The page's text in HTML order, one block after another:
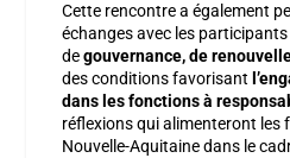
Cette rencontre a également
échanges avec les
degouvernance, de
des conditions favorisant
dans les fonctions à
réflexions qui alimenteront les
Nouvelle-Aquitaine dans le